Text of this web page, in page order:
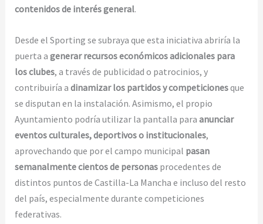
contenidos de interés general.
Desde el Sporting se subraya que esta iniciativa abriría la
puerta a generar recursos económicos adicionales para
los clubes, a través de publicidad o patrocinios, y
contribuiría a dinamizar los partidos y competicionesque
se disputan en la instalación. Asimismo, el propio
Ayuntamiento podría utilizar la pantalla para anunciar
eventos culturales, deportivos o institucionales,
aprovechando que por el campo municipal pasan
semanalmente cientos de personasprocedentes de
distintos puntos de Castilla-La Mancha e incluso del resto
del país, especialmente durante competiciones
federativas.